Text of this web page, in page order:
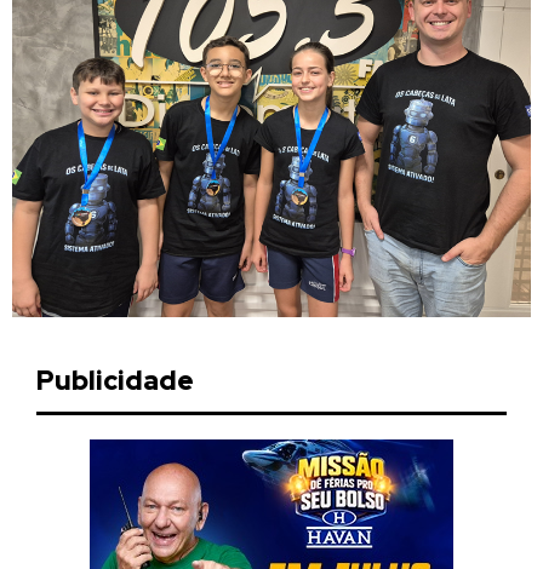
Publicidade